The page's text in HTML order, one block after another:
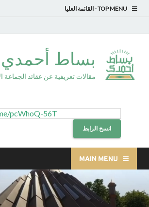
TOP MENU
بساط أحمدي
مقالات تعريفية عن عقائد الجماعة
انسخ الرابط
MAIN MENU